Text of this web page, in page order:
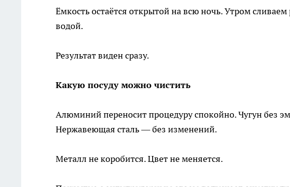
Ёмкость остаётся открытой на всю ночь. Утром
водой.
Результат виден сразу.
Какую посуду можно чистить
Алюминий переносит процедуру спокойно. Чугун без
Нержавеющая сталь — без изменений.
Металл не коробится. Цвет не меняется.